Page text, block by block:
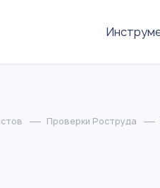
Проверки Роструда